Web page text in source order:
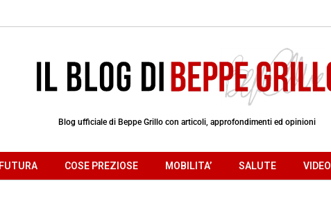
Blog ufficiale di Beppe Grillo con articoli, approfondimenti ed opinioni
COSE PREZIOSE MOBILITA’ SALUTE VIDEO